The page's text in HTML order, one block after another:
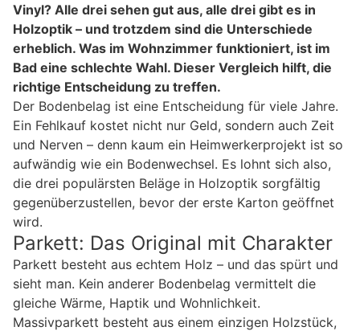
Vinyl? Alle drei sehen gut aus, alle drei gibt es in
Holzoptik – und trotzdem sind die Unterschiede
erheblich. Was im Wohnzimmer funktioniert, ist im
Bad eine schlechte Wahl. Dieser Vergleich hilft, die
richtige Entscheidung zu treffen.
Der Bodenbelag ist eine Entscheidung für viele Jahre.
Ein Fehlkauf kostet nicht nur Geld, sondern auch Zeit
und Nerven – denn kaum ein Heimwerkerprojekt ist so
aufwändig wie ein Bodenwechsel. Es lohnt sich also,
die drei populärsten Beläge in Holzoptik sorgfältig
gegenüberzustellen, bevor der erste Karton geöffnet
wird.
Parkett: Das Original mit Charakter
Parkett besteht aus echtem Holz – und das spürt und
sieht man. Kein anderer Bodenbelag vermittelt die
gleiche Wärme, Haptik und Wohnlichkeit.
Massivparkett besteht aus einem einzigen Holzstück,